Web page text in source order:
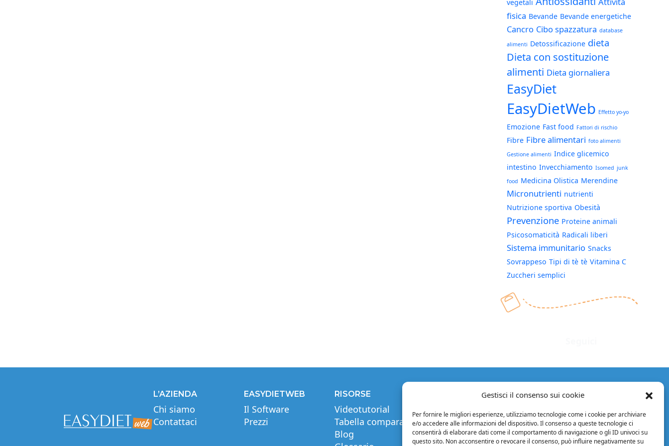
Gestisci il consenso sui cookie
Per fornire le migliori esperienze, utilizziamo tecnologie come i cookie per archiviare
e/o accedere alle informazioni del dispositivo. Il consenso a queste tecnologie ci
consentirà di elaborare dati come il comportamento di navigazione o gli ID univoci su
questo sito. Non acconsentire o revocare il consenso, può influire negativamente su
vegetali
fisica Bevande Bevande energetiche
Cancro Cibo spazzatura database
alimenti Detossificazione dieta
Dieta con sostituzione
alimenti Dieta giornaliera
EasyDiet
EasyDietWeb Effetto yo-yo
Emozione Fast food Fattori di rischio
Fibre Fibre alimentari foto alimenti
Gestione alimenti Indice glicemico
intestino Invecchiamento Isomed junk
food Medicina Olistica Merendine
Micronutrienti nutrienti
Nutrizione sportiva Obesità
Prevenzione Proteine animali
Psicosomaticità Radicali liberi
Sistema immunitario Snacks
Sovrappeso Tipi di tè tè Vitamina C
Zuccheri semplici
L’AZIENDA
Chi siamo
Contattaci
EASYDIETWEB
Il Software
Prezzi
RISORSE
Videotutorial
Tabella comparativa
Blog
INFORMAZIONI
Note legali
Privacy Policy
Condizioni di vendita
Facebook InstagramTwitter